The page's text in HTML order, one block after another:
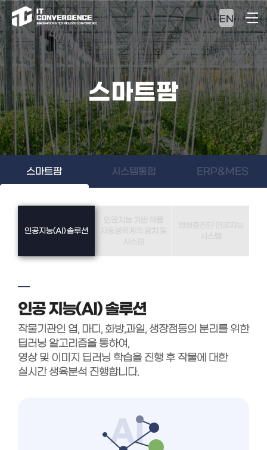
EN
스마트팜
스마트팜 시스템통합 ERP&MES
인공지능(AI) 솔루션
인공 지능(AI) 솔루션
작물기관인 엽, 마디, 화방,과일, 생장점등의 분리를 위한
딥러닝 알고리즘을 통하여,
영상 및 이미지 딥러닝 학습을 진행 후 작물에 대한
실시간 생육분석 진행합니다.